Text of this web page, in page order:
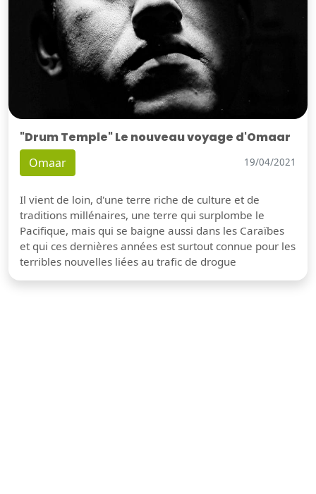
"Drum Temple" Le nouveau voyage d'Omaar
Omaar 19/04/2021
Il vient de loin, d'une terre riche de culture et de
traditions millénaires, une terre qui surplombe le
Pacifique, mais qui se baigne aussi dans les Caraïbes
et qui ces dernières années est surtout connue pour les
terribles nouvelles liées au trafic de drogue